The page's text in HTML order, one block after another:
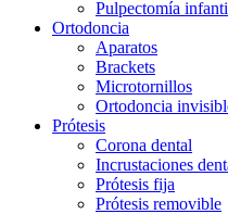
Pulpectomía
Ortodoncia
Aparatos
Brackets
Microtornillos
Ortodoncia
Prótesis
Corona dental
Incrustaciones
Prótesis fija
Prótesis removible